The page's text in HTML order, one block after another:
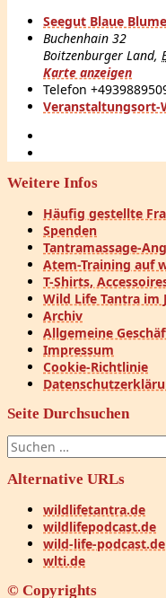
Seegut Blaue Blume
Buchenhain 32
Boitzenburger Land,
Karte anzeigen
Telefon
Veranstaltungsort-
Weitere Infos
Häufig gestellte
Spenden
Tantramassage-
Atem-Training auf
T-Shirts,
Wild Life Tantra im
Archiv
Allgemeine
Impressum
Cookie-Richtlinie
Seite Durchsuchen
Suchen
nach:
Alternative URLs
wildlifetantra.de
wildlifepodcast.de
wild-life-podcast.de
wlti.de
© Copyrights